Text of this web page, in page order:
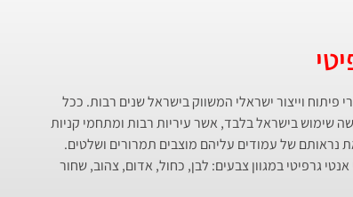
פיתוח וייצור ישראלי המשווק בישראל שנים רבות. ככל
שימוש בישראל בלבד, אשר עיריות רבות ומתחמי קניות
נראותם של עמודים עליהם מוצבים תמרורים ושלטים.
גרפיטי במגוון צבעים: לבן, כחול, אדום, צהוב, שחור